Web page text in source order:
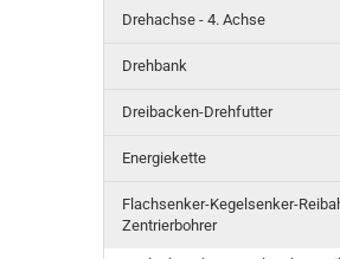
Drehachse - 4. Achse
Drehbank
Dreibacken-Drehfutter
Energiekette
Flachsenker-Kegelsenker-
Zentrierbohrer